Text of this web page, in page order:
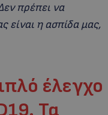
πρέπει να
είναι η ασπίδα μας,
έλεγχο
. Τα